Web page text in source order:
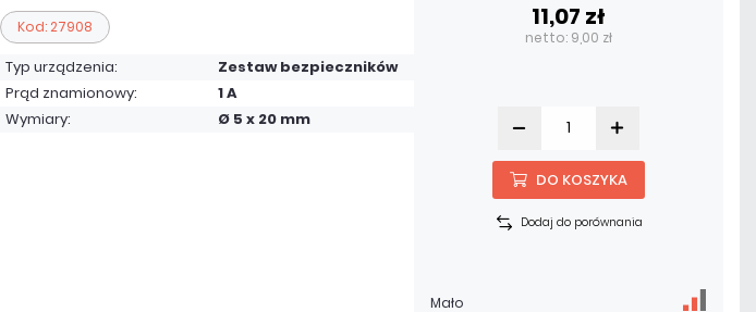
Kod: 27908
Typ urządzenia:
Zestaw bezpieczników
Prąd znamionowy:
1 A
Wymiary:
Ø 5 x 20 mm
11,07 zł
netto: 9,00 zł
DO KOSZYKA
Dodaj do porównania
Mało